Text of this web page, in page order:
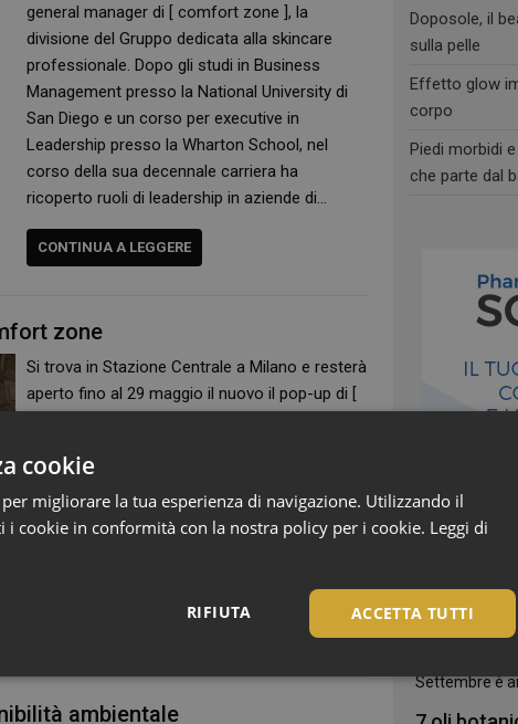
general manager di [ comfort zone ], la
divisione del Gruppo dedicata alla skincare
professionale. Dopo gli studi in Business
Management presso la National University di
San Diego e un corso per executive in
Leadership presso la Wharton School, nel
corso della sua decennale carriera ha
ricoperto ruoli di leadership in aziende di…
CONTINUA A LEGGERE
zone
Si trova in Stazione Centrale a Milano e resterà
aperto fino al 29 maggio il nuovo il pop-up di [
corpo e alla mente. Il pop-up nasce con
l’obiettivo di raccontare i valori fondanti del
brand –efficacia, innovazione scientifica e
ambientale
Doposole, il
sulla pelle
Effetto glow
corpo
Piedi morbidi
che parte dal
stagione
Settembre è
cookie
migliorare la tua esperienza di navigazione. Utilizzando il
i cookie in conformità con la nostra policy per i cookie. Leggi di
ACCETTA TUTTI
RIFIUTA
Necessari